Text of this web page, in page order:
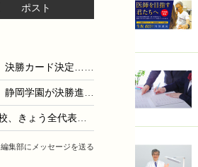
ポスト
高校サッカー男子インターハイ、決勝カード決定…静岡学園と近大附属が初Vへ
高校サッカー男子インターハイ、静岡学園が決勝進出…残る1枠は午後決定
【高校野球2026夏】甲子園出場校、きょう全代表出そろう
編集部にメッセージを送る